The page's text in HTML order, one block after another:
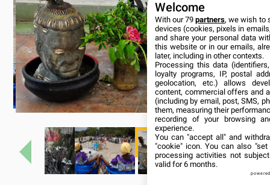
Anterior
Welcome
With our 79partners, we wish to
devices (cookies, pixels in
and share your personal data
this website or in our emails,
later, including in other contexts.
Processing this data
loyalty programs, IP, postal
geolocation, etc.) allows
content, commercial offers and
(including by email, post, SMS,
them, measuring their
recording of your browsing
experience.
You can "accept all" and
"cookie" icon. You can also
processing activities not
valid for 6 months.